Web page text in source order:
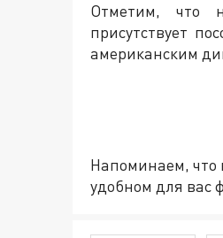
Отметим, что
присутствует
американским
Напоминаем, что
удобном для вас